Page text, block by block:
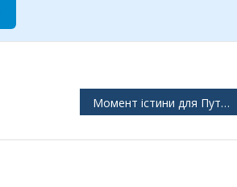
Момент істини для Путіна: або покласти край війні, або прийняти сталінізм